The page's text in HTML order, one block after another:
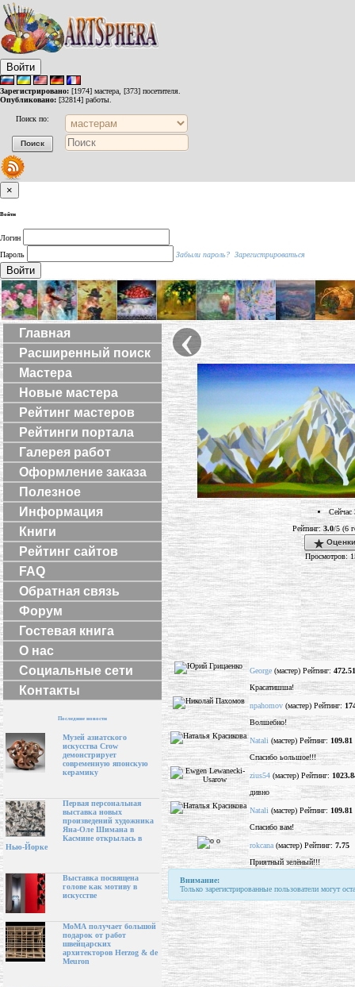
Войти
Зарегистрировано: [1974] мастера, [373] посетителя.
Опубликовано: [32814] работы.
Поиск по:
×
Войти
Логин
Пароль
Забыли пароль? Зарегистрироваться
Войти
Главная
Расширенный поиск
Мастера
Новые мастера
Рейтинг мастеров
Рейтинги портала
Галерея работ
Оформление заказа
Полезное
Информация
Книги
Рейтинг сайтов
FAQ
Обратная связь
Форум
Гостевая книга
О нас
Социальные сети
Контакты
Последние новости
Музей азиатского
искусства Crow
демонстрирует
современную японскую
керамику
Первая персональная
выставка новых
произведений художника
Яна-Оле Шимана в
Касмине открылась в
Нью-Йорке
Выставка посвящена
голове как мотиву в
искусстве
МоМА получает большой
подарок от работ
швейцарских
архитекторов Herzog & de
Meuron
‹
Сейчас
Рейтинг:3.0/5 (6
Просмотров:
George (мастер) Рейтинг: 472.51
Красатишша!
npahomov (мастер) Рейтинг:
Волшебно!
Natali (мастер) Рейтинг: 109.81
Спасибо ьольшое!!!
zius54 (мастер) Рейтинг:
дивно
Natali (мастер) Рейтинг: 109.81
Спасибо вам!
rokcana (мастер) Рейтинг: 7.75
Приятный зелёный!!!
Внимание:
Только зарегистрированные пользователи могут